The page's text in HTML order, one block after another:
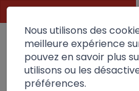
Nous utilisons des
meilleure expérience
pouvez en savoir plus
utilisons ou les
préférences.